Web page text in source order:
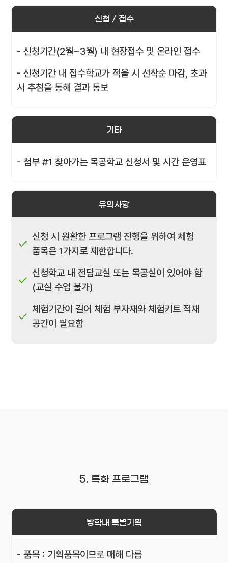
신청 / 접수
- 신청기간(2월~3월) 내 현장접수 및 온라인 접수
- 신청기간 내 접수학교가 적을 시 선착순 마감, 초과
시 추첨을 통해 결과 통보
기타
- 첨부 #1 찾아가는 목공학교 신청서 및 시간 운영표
유의사항
신청 시 원활한 프로그램 진행을 위하여 체험
품목은 1가지로 제한합니다.
신청학교 내 전담교실 또는 목공실이 있어야 함
(교실 수업 불가)
체험기간이 길어 체험 부자재와 체험키트 적재
공간이 필요함
5. 특화 프로그램
방학내 특별기획
- 품목 : 기획품목이므로 매해 다름